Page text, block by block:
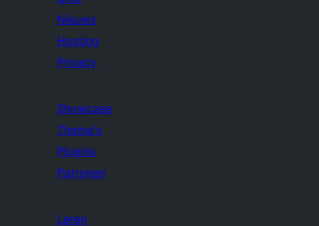
Nieuws
Hosting
Privacy
Showcase
Thema's
Plugins
Patronen
Leren